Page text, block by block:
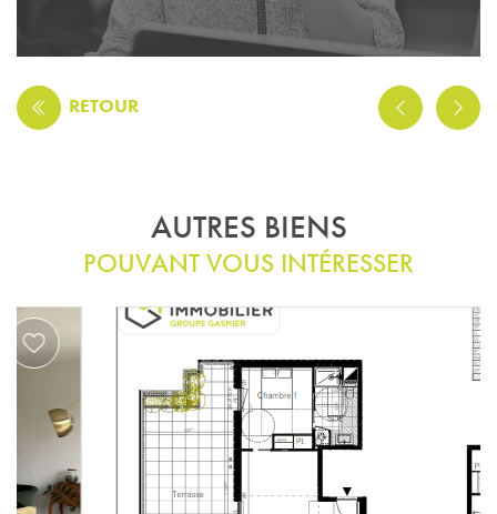
RETOUR
AUTRES BIENS
POUVANT VOUS INTÉRESSER